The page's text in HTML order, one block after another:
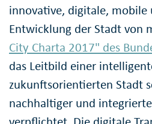
innovative, digitale, mobile
Entwicklung der Stadt von
City Charta 2017" des
das Leitbild einer
zukunftsorientierten Stadt
nachhaltiger und